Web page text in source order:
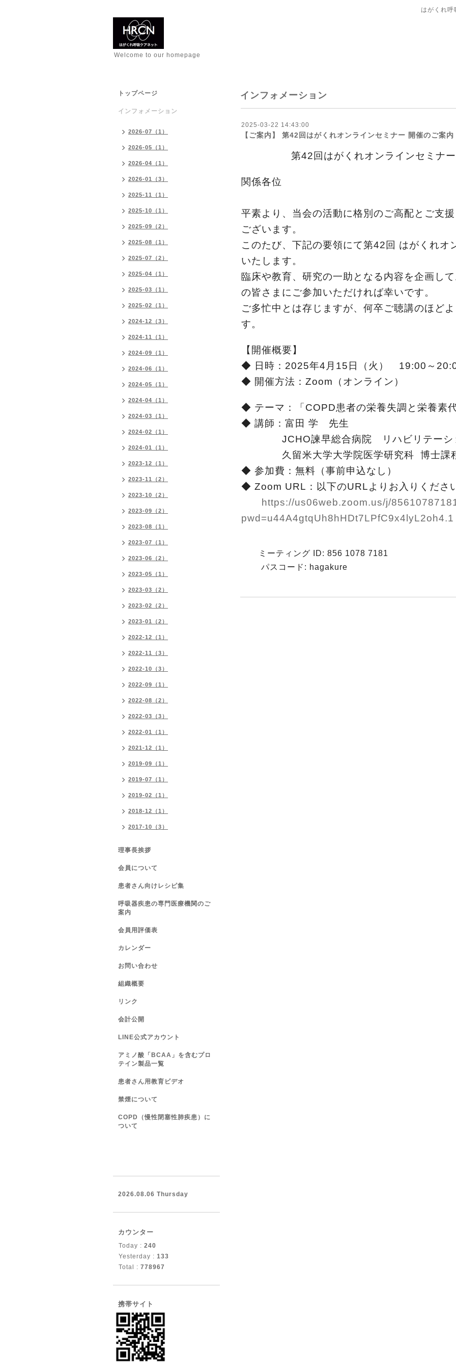
はがくれ
Welcome to our homepage
インフォメーション
2025-03-22 14:43:00
【ご案内】 第42回はがくれオンラインセミナー 開催のご案内
第42回はがくれオンラインセミナ
関係各位
平素より、当会の活動に格別のご高配とご支
ございます。
このたび、下記の要領にて第42回 はがくれオ
いたします。
臨床や教育、研究の一助となる内容を企画し
の皆さまにご参加いただければ幸いです。
ご多忙中とは存じますが、何卒ご聴講のほど
す。
【開催概要】
◆ 日時： 2025年4月15日（火） 19:00～
◆ 開催方法：Zoom（オンライン）
◆ テーマ：
「COPD患者の栄養失調と栄養素
◆ 講師： 富田 学 先生
JCHO諫早総合病院 リハビリテーシ
久留米大学大学院医学研究科 博士課
◆ 参加費：無料（事前申込なし）
◆ Zoom URL ：以下のURLよりお入りくださ
https://us06web.zoom.us/j/
pwd=u44A4gtqUh8hHDt7LPfC9x4lyL2oh4.1
ミーティング ID: 856 1078 7181
パスコード: hagakure
トップページ
インフォメーション
2026-07（1）
2026-05（1）
2026-04（1）
2026-01（3）
2025-11（1）
2025-10（1）
2025-09（2）
2025-08（1）
2025-07（2）
2025-04（1）
2025-03（1）
2025-02（1）
2024-12（3）
2024-11（1）
2024-09（1）
2024-06（1）
2024-05（1）
2024-04（1）
2024-03（1）
2024-02（1）
2024-01（1）
2023-12（1）
2023-11（2）
2023-10（2）
2023-09（2）
2023-08（1）
2023-07（1）
2023-06（2）
2023-05（1）
2023-03（2）
2023-02（2）
2023-01（2）
2022-12（1）
2022-11（3）
2022-10（3）
2022-09（1）
2022-08（2）
2022-03（3）
2022-01（1）
2021-12（1）
2019-09（1）
2019-07（1）
2019-02（1）
2018-12（1）
2017-10（3）
理事長挨拶
会員について
患者さん向けレシピ集
呼吸器疾患の専門医療機関のご
案内
会員用評価表
カレンダー
お問い合わせ
組織概要
リンク
会計公開
LINE公式アカウント
アミノ酸「BCAA」を含むプロ
テイン製品一覧
患者さん用教育ビデオ
禁煙について
COPD（慢性閉塞性肺疾患）に
ついて
2026.08.06 Thursday
カウンター
Today : 240
Yesterday : 133
Total : 778967
携帯サイト